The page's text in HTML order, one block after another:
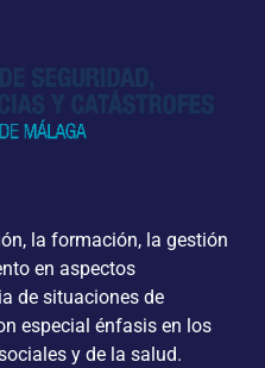
la formación, la gestión
en aspectos
de situaciones de
especial énfasis en los
y de la salud.